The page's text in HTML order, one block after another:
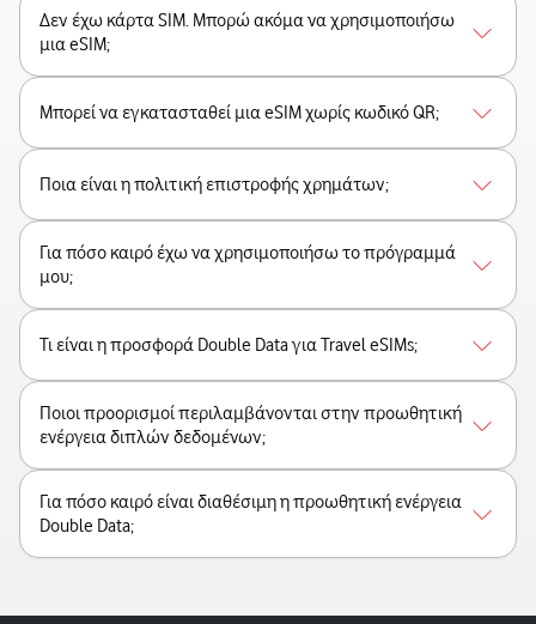
Δεν έχω κάρτα SIM. Μπορώ ακόμα να χρησιμοποιήσω
μια eSIM;
Μπορεί να εγκατασταθεί μια eSIM χωρίς κωδικό QR;
Ποια είναι η πολιτική επιστροφής χρημάτων;
Για πόσο καιρό έχω να χρησιμοποιήσω το πρόγραμμά
μου;
Τι είναι η προσφορά Double Data για Travel eSIMs;
Ποιοι προορισμοί περιλαμβάνονται στην προωθητική
ενέργεια διπλών δεδομένων;
Για πόσο καιρό είναι διαθέσιμη η προωθητική ενέργεια
Double Data;